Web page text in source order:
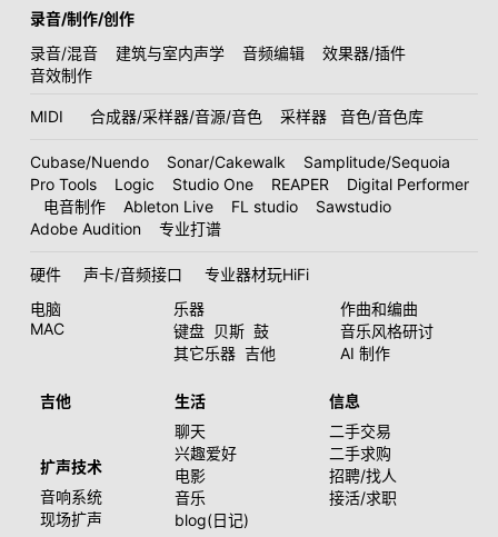
录音/制作/创作
录音/混音
建筑与室内声学 音频编辑
效果器/插件
音效制作
MIDI 合成器/采样器/音源/音色 采样器 音色/音色库
Cubase/Nuendo Sonar/Cakewalk
Samplitude/Sequoia
Pro Tools
Logic Studio One REAPER
Digital Performer
电音制作
Ableton Live FL studio
Sawstudio
Adobe Audition
专业打谱
硬件 声卡/音频接口
专业器材玩HiFi
电脑
MAC
乐器
键盘 贝斯 鼓
其它乐器 吉他
作曲和编曲
音乐风格研讨
AI 制作
吉他
扩声技术
音响系统
现场扩声
生活
聊天
兴趣爱好
电影
音乐
blog(日记)
信息
二手交易
二手求购
招聘/找人
接活/求职